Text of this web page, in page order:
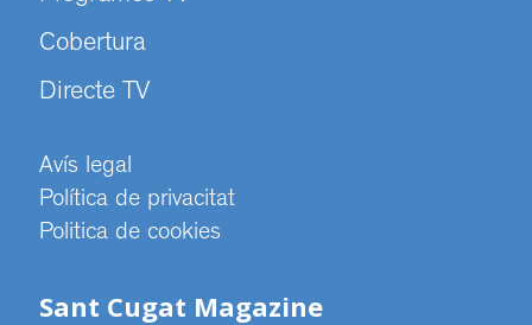
Cobertura
Directe TV
Avís legal
Política de privacitat
Politica de cookies
Sant Cugat Magazine